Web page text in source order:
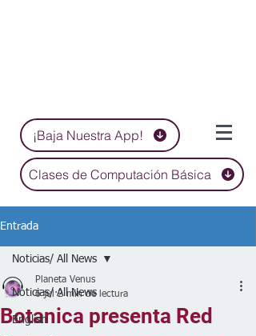
¡Baja Nuestra App!
Clases de Computación Básica
Entrada
Noticias/ All News
English
Noticias/ All News
Botanica presenta Red
Planeta Venus
6 jul 2 min de lectura